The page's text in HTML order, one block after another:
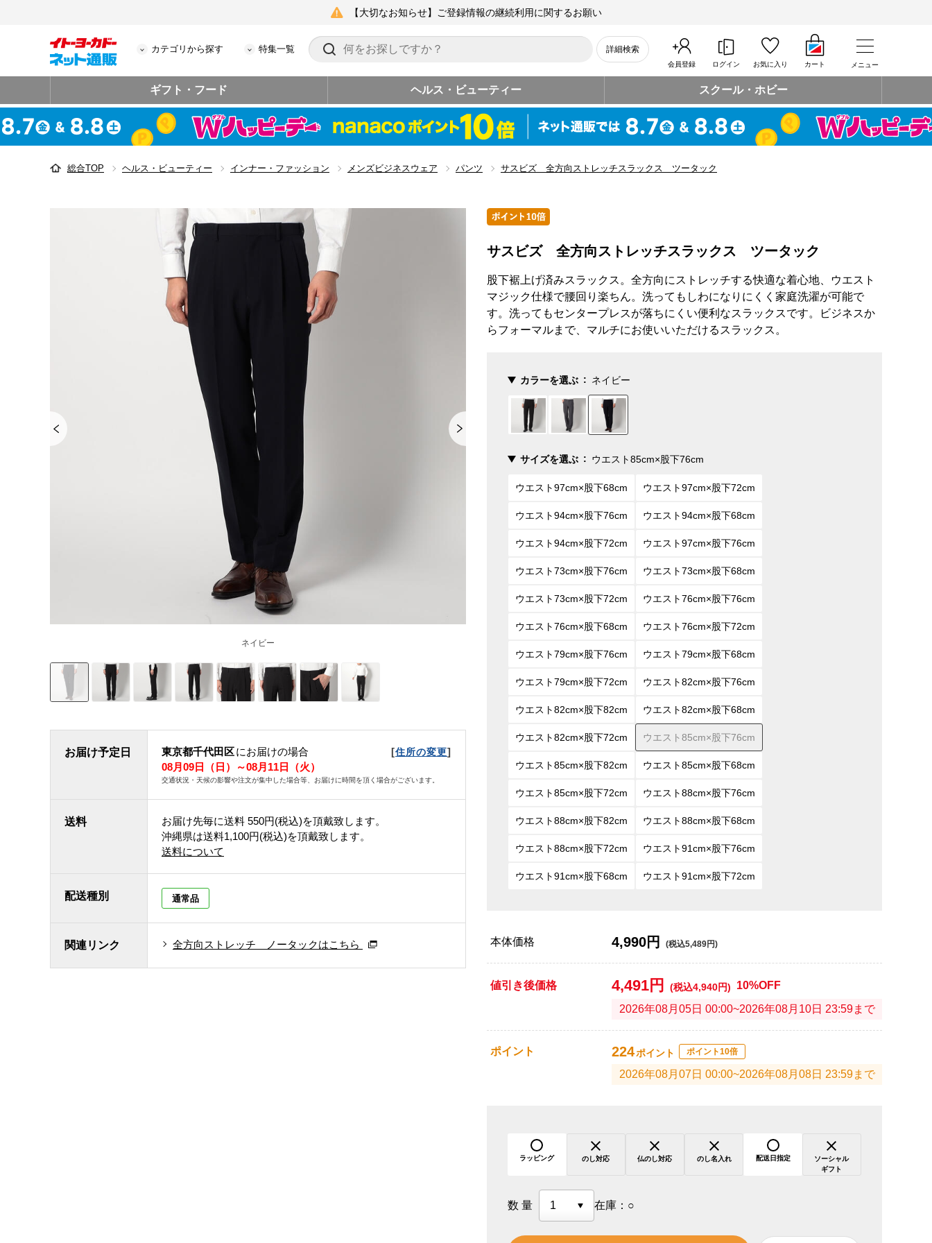
【大切なお知らせ】ご登録情報の継続利用に関するお願い
カテゴリから探す 特集一覧 詳細検索
会員登録 ログイン お気に入り カート メニュー
ギフト・フード ヘルス・ビューティー スクール・ホビー
総合TOP ヘルス・ビューティー インナー・ファッション メンズビジネスウェア パンツ サスビズ 全方向ストレッチスラックス ツータック
ネイビー
お届け予定日 東京都千代田区にお届けの場合 [住所の変更]
08月09日（日）～08月11日（火）
交通状況・天候の影響や注文が集中した場合等、お届けに時間を頂く場合がございます。
送料 お届け先毎に送料 550円(税込)を頂戴致します。
沖縄県は送料1,100円(税込)を頂戴致します。
送料について
配送種別 通常品
関連リンク 全方向ストレッチ ノータックはこちら
サスビズ 全方向ストレッチスラックス ツータック
股下裾上げ済みスラックス。全方向にストレッチする快適な着心地、ウエスト
マジック仕様で腰回り楽ちん。洗ってもしわになりにくく家庭洗濯が可能で
す。洗ってもセンタープレスが落ちにくい便利なスラックスです。ビジネスか
らフォーマルまで、マルチにお使いいただけるスラックス。
カラーを選ぶ ネイビー
サイズを選ぶ ウエスト85cm×股下76cm
ウエスト97cm×股下68cm ウエスト97cm×股下72cm
ウエスト94cm×股下76cm ウエスト94cm×股下68cm
ウエスト94cm×股下72cm ウエスト97cm×股下76cm
ウエスト73cm×股下76cm ウエスト73cm×股下68cm
ウエスト73cm×股下72cm ウエスト76cm×股下76cm
ウエスト76cm×股下68cm ウエスト76cm×股下72cm
ウエスト79cm×股下76cm ウエスト79cm×股下68cm
ウエスト79cm×股下72cm ウエスト82cm×股下76cm
ウエスト82cm×股下82cm ウエスト82cm×股下68cm
ウエスト82cm×股下72cm ウエスト85cm×股下76cm
ウエスト85cm×股下82cm ウエスト85cm×股下68cm
ウエスト85cm×股下72cm ウエスト88cm×股下76cm
ウエスト88cm×股下82cm ウエスト88cm×股下68cm
ウエスト88cm×股下72cm ウエスト91cm×股下76cm
ウエスト91cm×股下68cm ウエスト91cm×股下72cm
本体価格 4,990円 (税込5,489円)
値引き後価格 4,491円 (税込4,940円) 10%OFF
2026年08月05日 00:00~2026年08月10日 23:59まで
ポイント 224ポイント ポイント10倍
2026年08月07日 00:00~2026年08月08日 23:59まで
ラッピング のし対応 仏のし対応 のし名入れ 配送日指定
ソーシャル
ギフト
数量 在庫： ○